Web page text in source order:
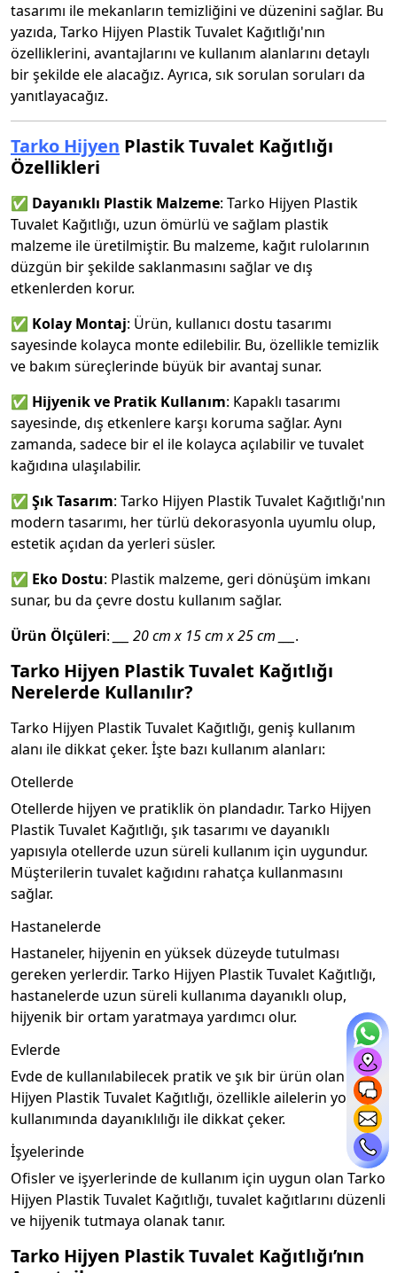
tasarımı ile mekanların temizliğini ve düzenini sağlar. Bu
yazıda, Tarko Hijyen Plastik Tuvalet Kağıtlığı'nın
özelliklerini, avantajlarını ve kullanım alanlarını detaylı
bir şekilde ele alacağız. Ayrıca, sık sorulan soruları da
yanıtlayacağız.
Tarko Hijyen Plastik Tuvalet Kağıtlığı
Özellikleri
✅ Dayanıklı Plastik Malzeme: Tarko Hijyen Plastik
Tuvalet Kağıtlığı, uzun ömürlü ve sağlam plastik
malzeme ile üretilmiştir. Bu malzeme, kağıt rulolarının
düzgün bir şekilde saklanmasını sağlar ve dış
etkenlerden korur.
✅ Kolay Montaj: Ürün, kullanıcı dostu tasarımı
sayesinde kolayca monte edilebilir. Bu, özellikle temizlik
ve bakım süreçlerinde büyük bir avantaj sunar.
✅ Hijyenik ve Pratik Kullanım: Kapaklı tasarımı
sayesinde, dış etkenlere karşı koruma sağlar. Aynı
zamanda, sadece bir el ile kolayca açılabilir ve tuvalet
kağıdına ulaşılabilir.
✅ Şık Tasarım: Tarko Hijyen Plastik Tuvalet Kağıtlığı'nın
modern tasarımı, her türlü dekorasyonla uyumlu olup,
estetik açıdan da yerleri süsler.
✅ Eko Dostu: Plastik malzeme, geri dönüşüm imkanı
sunar, bu da çevre dostu kullanım sağlar.
Ürün Ölçüleri: ___ 20 cm x 15 cm x 25 cm ___ .
Tarko Hijyen Plastik Tuvalet Kağıtlığı
Nerelerde Kullanılır?
Tarko Hijyen Plastik Tuvalet Kağıtlığı, geniş kullanım
alanı ile dikkat çeker. İşte bazı kullanım alanları:
Otellerde
Otellerde hijyen ve pratiklik ön plandadır. Tarko Hijyen
Plastik Tuvalet Kağıtlığı, şık tasarımı ve dayanıklı
yapısıyla otellerde uzun süreli kullanım için uygundur.
Müşterilerin tuvalet kağıdını rahatça kullanmasını
sağlar.
Hastanelerde
Hastaneler, hijyenin en yüksek düzeyde tutulması
gereken yerlerdir. Tarko Hijyen Plastik Tuvalet Kağıtlığı,
hastanelerde uzun süreli kullanıma dayanıklı olup,
hijyenik bir ortam yaratmaya yardımcı olur.
Evlerde
Evde de kullanılabilecek pratik ve şık bir ürün olan Tarko
Hijyen Plastik Tuvalet Kağıtlığı, özellikle ailelerin yoğun
kullanımında dayanıklılığı ile dikkat çeker.
İşyelerinde
Ofisler ve işyerlerinde de kullanım için uygun olan Tarko
Hijyen Plastik Tuvalet Kağıtlığı, tuvalet kağıtlarını düzenli
ve hijyenik tutmaya olanak tanır.
Tarko Hijyen Plastik Tuvalet Kağıtlığı’nın